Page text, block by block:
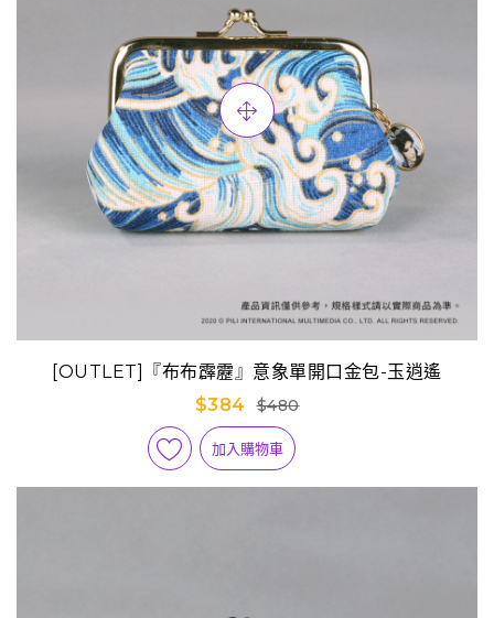
[OUTLET]『布布霹靂』意象單開口金包-玉逍遙
$384
$480
加入購物車